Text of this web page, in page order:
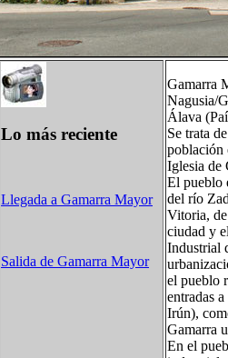
Lo más reciente
Llegada a Gamarra Mayor
Salida de Gamarra Mayor
Gamarra
Nagusia/
Álava
Se trata
población
Iglesia de
El pueblo
del río
Vitoria,
ciudad y
Industrial
el pueblo
entradas
Irún),
Gamarra
En el